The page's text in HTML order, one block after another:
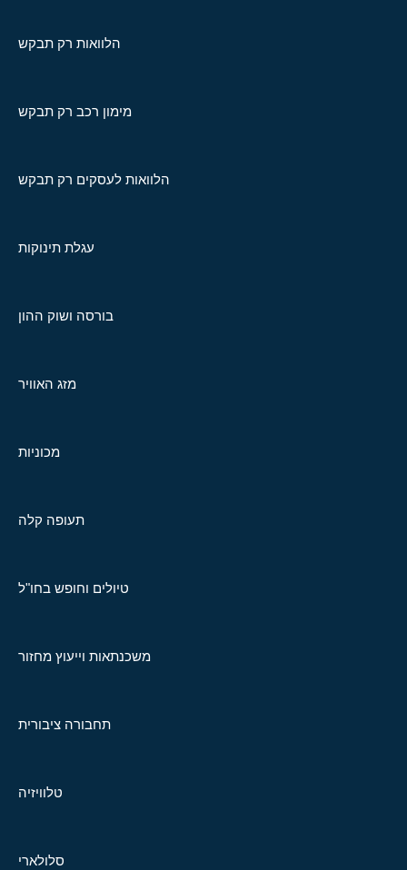
הלוואות רק תבקש
מימון רכב רק תבקש
הלוואות לעסקים רק תבקש
עגלת תינוקות
בורסה ושוק ההון
מזג האוויר
מכוניות
תעופה קלה
טיולים וחופש בחו"ל
משכנתאות וייעוץ מחזור
תחבורה ציבורית
טלוויזיה
סלולארי